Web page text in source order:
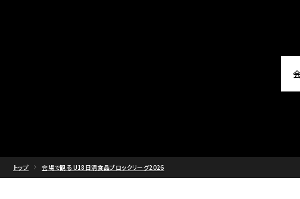
トップ 会場で観る U18日清食品ブロックリーグ2026